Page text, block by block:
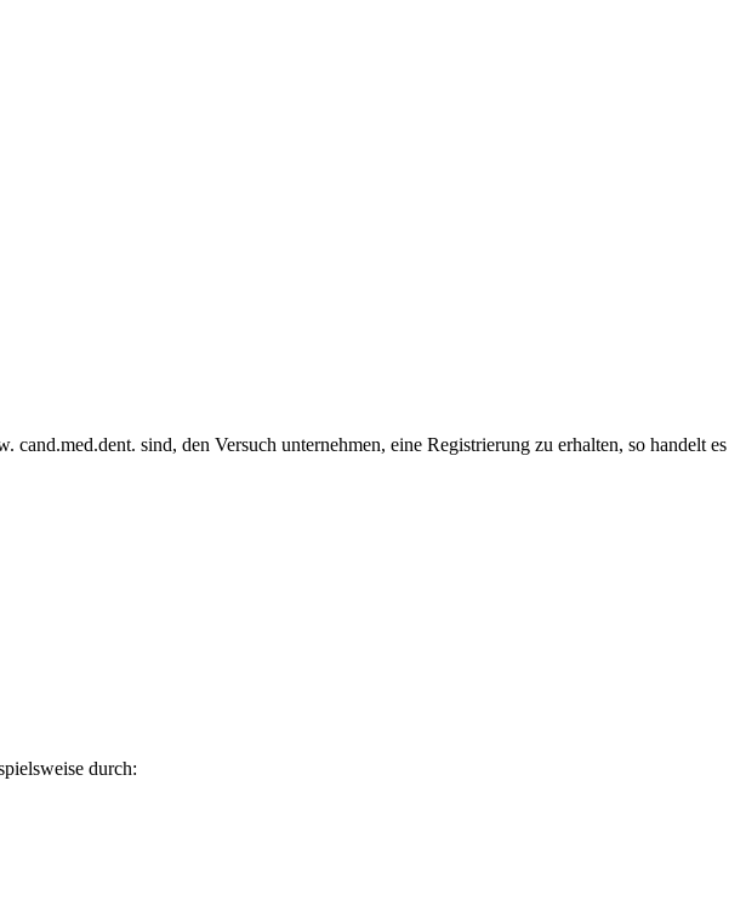
sind, den Versuch unternehmen, eine Registrierung zu erhalten, so handelt es
durch: